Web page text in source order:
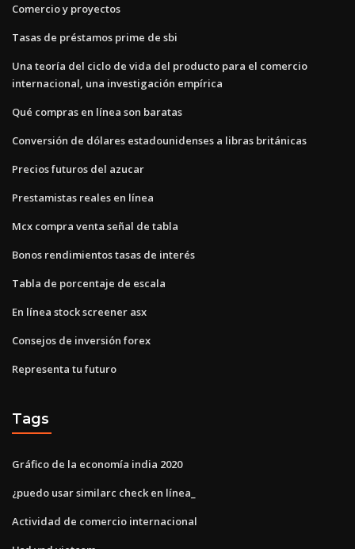
Comercio y proyectos
Tasas de préstamos prime de sbi
Una teoría del ciclo de vida del producto para el comercio
internacional, una investigación empírica
Qué compras en línea son baratas
Conversión de dólares estadounidenses a libras británicas
Precios futuros del azucar
Prestamistas reales en línea
Mcx compra venta señal de tabla
Bonos rendimientos tasas de interés
Tabla de porcentaje de escala
En línea stock screener asx
Consejos de inversión forex
Representa tu futuro
Tags
Gráfico de la economía india 2020
¿puedo usar similarc check en línea_
Actividad de comercio internacional